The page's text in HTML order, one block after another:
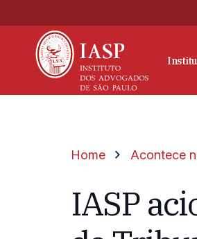
Home Acontece
IASP